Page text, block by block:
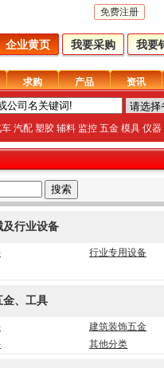
免费注册
企业黄页 我要采购 我要
求购 产品 资讯
汽配 塑胶 辅料 监控 五金 模具 仪器
及行业设备
行业专用设备
金、工具
建筑装饰五金
其他分类